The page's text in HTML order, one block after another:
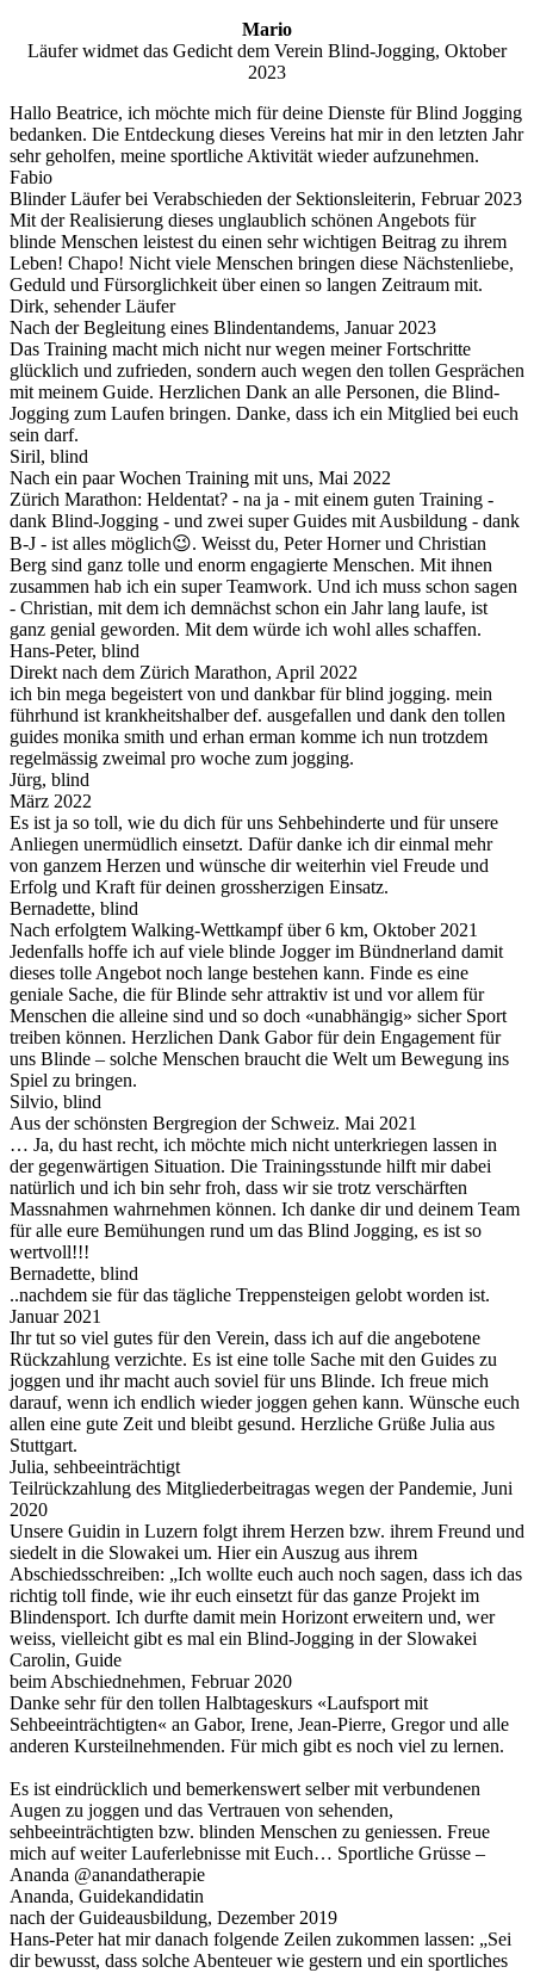
Mario
Läufer widmet das Gedicht dem Verein Blind-Jogging, Oktober
2023
Hallo Beatrice, ich möchte mich für deine Dienste für Blind Jogging
bedanken. Die Entdeckung dieses Vereins hat mir in den letzten Jahr
sehr geholfen, meine sportliche Aktivität wieder aufzunehmen.
Fabio
Blinder Läufer bei Verabschieden der Sektionsleiterin, Februar 2023
Mit der Realisierung dieses unglaublich schönen Angebots für
blinde Menschen leistest du einen sehr wichtigen Beitrag zu ihrem
Leben! Chapo! Nicht viele Menschen bringen diese Nächstenliebe,
Geduld und Fürsorglichkeit über einen so langen Zeitraum mit.
Dirk, sehender Läufer
Nach der Begleitung eines Blindentandems, Januar 2023
Das Training macht mich nicht nur wegen meiner Fortschritte
glücklich und zufrieden, sondern auch wegen den tollen Gesprächen
mit meinem Guide. Herzlichen Dank an alle Personen, die Blind-
Jogging zum Laufen bringen. Danke, dass ich ein Mitglied bei euch
sein darf.
Siril, blind
Nach ein paar Wochen Training mit uns, Mai 2022
Zürich Marathon: Heldentat? - na ja - mit einem guten Training -
dank Blind-Jogging - und zwei super Guides mit Ausbildung - dank
B-J - ist alles möglich😉. Weisst du, Peter Horner und Christian
Berg sind ganz tolle und enorm engagierte Menschen. Mit ihnen
zusammen hab ich ein super Teamwork. Und ich muss schon sagen
- Christian, mit dem ich demnächst schon ein Jahr lang laufe, ist
ganz genial geworden. Mit dem würde ich wohl alles schaffen.
Hans-Peter, blind
Direkt nach dem Zürich Marathon, April 2022
ich bin mega begeistert von und dankbar für blind jogging. mein
führhund ist krankheitshalber def. ausgefallen und dank den tollen
guides monika smith und erhan erman komme ich nun trotzdem
regelmässig zweimal pro woche zum jogging.
Jürg, blind
März 2022
Es ist ja so toll, wie du dich für uns Sehbehinderte und für unsere
Anliegen unermüdlich einsetzt. Dafür danke ich dir einmal mehr
von ganzem Herzen und wünsche dir weiterhin viel Freude und
Erfolg und Kraft für deinen grossherzigen Einsatz.
Bernadette, blind
Nach erfolgtem Walking-Wettkampf über 6 km, Oktober 2021
Jedenfalls hoffe ich auf viele blinde Jogger im Bündnerland damit
dieses tolle Angebot noch lange bestehen kann. Finde es eine
geniale Sache, die für Blinde sehr attraktiv ist und vor allem für
Menschen die alleine sind und so doch «unabhängig» sicher Sport
treiben können. Herzlichen Dank Gabor für dein Engagement für
uns Blinde – solche Menschen braucht die Welt um Bewegung ins
Spiel zu bringen.
Silvio, blind
Aus der schönsten Bergregion der Schweiz. Mai 2021
… Ja, du hast recht, ich möchte mich nicht unterkriegen lassen in
der gegenwärtigen Situation. Die Trainingsstunde hilft mir dabei
natürlich und ich bin sehr froh, dass wir sie trotz verschärften
Massnahmen wahrnehmen können. Ich danke dir und deinem Team
für alle eure Bemühungen rund um das Blind Jogging, es ist so
wertvoll!!!
Bernadette, blind
..nachdem sie für das tägliche Treppensteigen gelobt worden ist.
Januar 2021
Ihr tut so viel gutes für den Verein, dass ich auf die angebotene
Rückzahlung verzichte. Es ist eine tolle Sache mit den Guides zu
joggen und ihr macht auch soviel für uns Blinde. Ich freue mich
darauf, wenn ich endlich wieder joggen gehen kann. Wünsche euch
allen eine gute Zeit und bleibt gesund. Herzliche Grüße Julia aus
Stuttgart.
Julia, sehbeeinträchtigt
Teilrückzahlung des Mitgliederbeitragas wegen der Pandemie, Juni
2020
Unsere Guidin in Luzern folgt ihrem Herzen bzw. ihrem Freund und
siedelt in die Slowakei um. Hier ein Auszug aus ihrem
Abschiedsschreiben: „Ich wollte euch auch noch sagen, dass ich das
richtig toll finde, wie ihr euch einsetzt für das ganze Projekt im
Blindensport. Ich durfte damit mein Horizont erweitern und, wer
weiss, vielleicht gibt es mal ein Blind-Jogging in der Slowakei
Carolin, Guide
beim Abschiednehmen, Februar 2020
Danke sehr für den tollen Halbtageskurs «Laufsport mit
Sehbeeinträchtigten« an Gabor, Irene, Jean-Pierre, Gregor und alle
anderen Kursteilnehmenden. Für mich gibt es noch viel zu lernen.
Es ist eindrücklich und bemerkenswert selber mit verbundenen
Augen zu joggen und das Vertrauen von sehenden,
sehbeeinträchtigten bzw. blinden Menschen zu geniessen. Freue
mich auf weiter Lauferlebnisse mit Euch… Sportliche Grüsse –
Ananda @anandatherapie
Ananda, Guidekandidatin
nach der Guideausbildung, Dezember 2019
Hans-Peter hat mir danach folgende Zeilen zukommen lassen: „Sei
dir bewusst, dass solche Abenteuer wie gestern und ein sportliches